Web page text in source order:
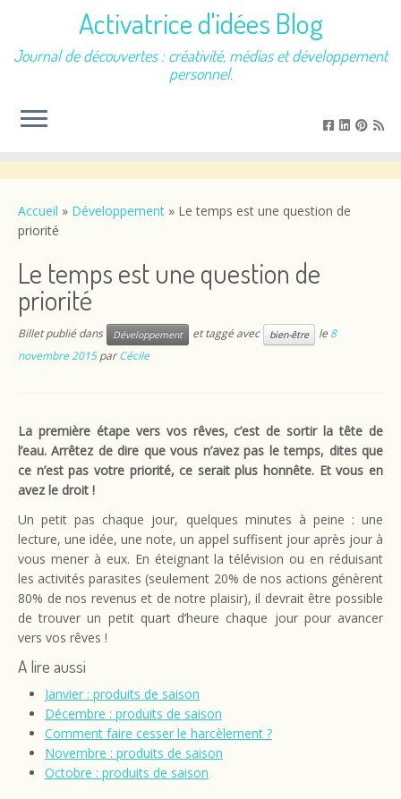
contenu
Activatrice d'idées Blog
Journal de découvertes : créativité, médias et développement
personnel.
Accueil » Développement » Le temps est une question de
priorité
Le temps est une question de
priorité
Billet publié dans Développement et taggé avec bien-être le 8
novembre 2015 parCécile
La première étape vers vos rêves, c’est de sortir la tête de
l’eau. Arrêtez de dire que vous n’avez pas le temps, dites que
ce n’est pas votre priorité, ce serait plus honnête. Et vous en
avez le droit !
Un petit pas chaque jour, quelques minutes à peine : une
lecture, une idée, une note, un appel suffisent jour après jour à
vous mener à eux. En éteignant la télévision ou en réduisant
les activités parasites (seulement 20% de nos actions génèrent
80% de nos revenus et de notre plaisir), il devrait être possible
de trouver un petit quart d’heure chaque jour pour avancer
vers vos rêves !
A lire aussi
Janvier : produits de saison
Décembre : produits de saison
Comment faire cesser le harcèlement ?
Novembre : produits de saison
Octobre : produits de saison